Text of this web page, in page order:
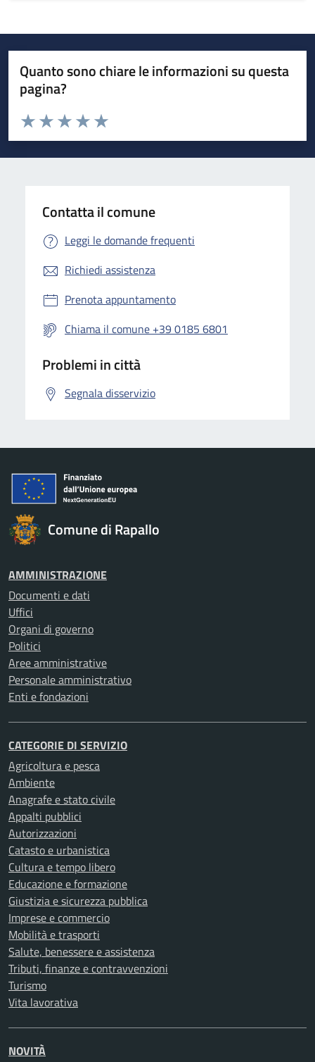
Quanto sono chiare le informazioni su questa
pagina?
Valuta da 1 a 5 stelle la pagina
Valuta 5 stelle su 5
Valuta 4 stelle su 5
Valuta 3 stelle su 5
Valuta 2 stelle su 5
Valuta 1 stelle su 5
Contatta il comune
Leggi le domande frequenti
Richiedi assistenza
Prenota appuntamento
Chiama il comune +39 0185 6801
Problemi in città
Segnala disservizio
Comune di Rapallo
AMMINISTRAZIONE
Documenti e dati
Uffici
Organi di governo
Politici
Aree amministrative
Personale amministrativo
Enti e fondazioni
CATEGORIE DI SERVIZIO
Agricoltura e pesca
Ambiente
Anagrafe e stato civile
Appalti pubblici
Autorizzazioni
Catasto e urbanistica
Cultura e tempo libero
Educazione e formazione
Giustizia e sicurezza pubblica
Imprese e commercio
Mobilità e trasporti
Salute, benessere e assistenza
Tributi, finanze e contravvenzioni
Turismo
Vita lavorativa
NOVITÀ